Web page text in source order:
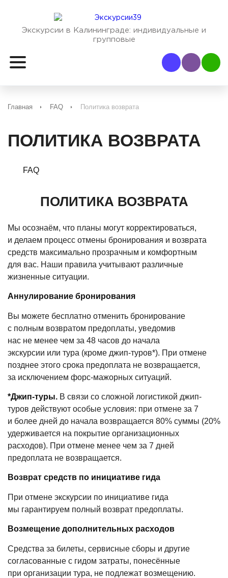
Экскурсии в Калининграде: индивидуальные и
групповые
Наш Viber
Наш
Главная FAQ Политика возврата
ПОЛИТИКА ВОЗВРАТА
FAQ
ПОЛИТИКА ВОЗВРАТА
Мы осознаём, что планы могут корректироваться,
и делаем процесс отмены бронирования и возврата
средств максимально прозрачным и комфортным
для вас. Наши правила учитывают различные
жизненные ситуации.
Аннулирование бронирования
Вы можете бесплатно отменить бронирование
с полным возвратом предоплаты, уведомив
нас не менее чем за 48 часов до начала
экскурсии или тура (кроме джип-туров*). При отмене
позднее этого срока предоплата не возвращается,
за исключением форс-мажорных ситуаций.
*Джип-туры. В связи со сложной логистикой джип-
туров действуют особые условия: при отмене за 7
и более дней до начала возвращается 80% суммы (20%
удерживается на покрытие организационных
расходов). При отмене менее чем за 7 дней
предоплата не возвращается.
Возврат средств по инициативе гида
При отмене экскурсии по инициативе гида
мы гарантируем полный возврат предоплаты.
Возмещение дополнительных расходов
Средства за билеты, сервисные сборы и другие
согласованные с гидом затраты, понесённые
при организации тура, не подлежат возмещению.